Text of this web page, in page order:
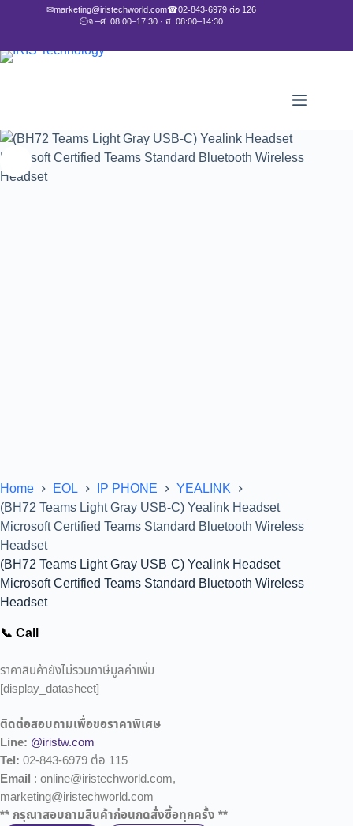
✉marketing@iristechworld.com☎02-843-6979 ต่อ 126
🕘จ.–ศ. 08:00–17:30 · ส. 08:00–14:30
Home EOL IP PHONE
YEALINK
(BH72 Teams Light Gray USB-C) Yealink Headset
Microsoft Certified Teams Standard Bluetooth Wireless
Headset
(BH72 Teams Light Gray USB-C) Yealink Headset
Microsoft Certified Teams Standard Bluetooth Wireless
Headset
📞 Call
ราคาสินค้ายังไม่รวมภาษีมูลค่าเพิ่ม
[display_datasheet]
ติดต่อสอบถามเพื่อขอราคาพิเศษ
Line: @iristw.com
Tel: 02-843-6979 ต่อ 115
Email : online@iristechworld.com,
marketing@iristechworld.com
** กรุณาสอบถามสินค้าก่อนกดสั่งซื้อทุกครั้ง **